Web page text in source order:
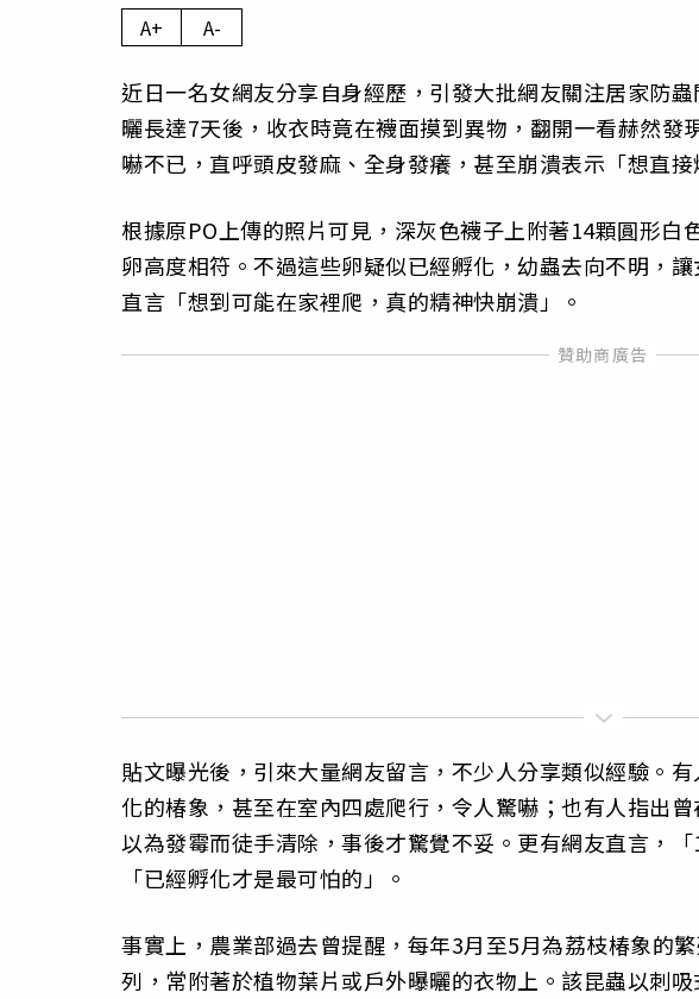
A+ A-
近日一名女網友分享自身經歷，引發大批網友關注居家防
曬長達7天後，收衣時竟在襪面摸到異物，翻開一看赫然
嚇不已，直呼頭皮發麻、全身發癢，甚至崩潰表示「想直接
根據原PO上傳的照片可見，深灰色襪子上附著14顆圓形白
卵高度相符。不過這些卵疑似已經孵化，幼蟲去向不明，
直言「想到可能在家裡爬，真的精神快崩潰」。
貼文曝光後，引來大量網友留言，不少人分享類似經驗。
化的椿象，甚至在室內四處爬行，令人驚嚇；也有人指出
以為發霉而徒手清除，事後才驚覺不妥。更有網友直言，
「已經孵化才是最可怕的」。
事實上，農業部過去曾提醒，每年3月至5月為荔枝椿象的
列，常附著於植物葉片或戶外曝曬的衣物上。該昆蟲以刺